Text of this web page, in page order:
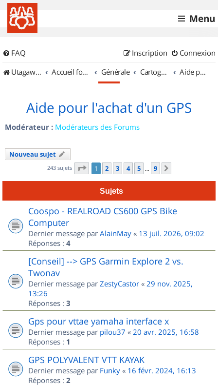
Menu
FAQ Connexion
Inscription
UtagawaVTT (Randos VTT et VTTAE avec traces GPS)
Accueil forum Générale Cartographie et GPS Aide pour l'achat d'un GPS
Aide pour l'achat d'un GPS
Modérateur : Modérateurs des Forums
Nouveau sujet
243 sujets Page 1sur
1 2 3 4 5 … 9
Sujets
Coospo - REALROAD CS600 GPS Bike
Computer
Dernier message par AlainMay « 13 juil. 2026, 09:02
Réponses : 4
[Conseil] --> GPS Garmin Explore 2 vs.
Twonav
Dernier message par ZestyCastor « 29 nov. 2025,
13:26
Réponses : 3
Gps pour vttae yamaha interface x
Dernier message par pilou37 « 20 avr. 2025, 16:58
Réponses : 1
GPS POLYVALENT VTT KAYAK
Dernier message par Funky « 16 févr. 2024, 16:13
Réponses : 2